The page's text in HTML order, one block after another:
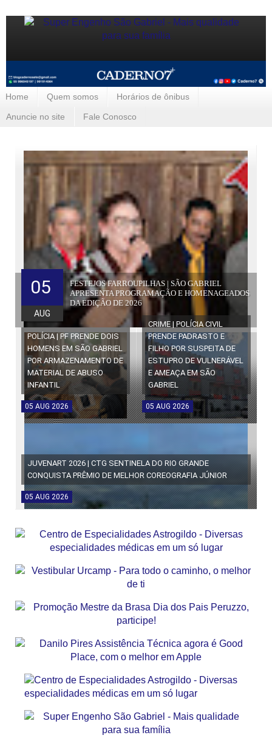
Home Quem somos Horários de ônibus
Anuncie no site Fale Conosco
FESTEJOS FARROUPILHAS | SÃO GABRIEL
APRESENTA PROGRAMAÇÃO E HOMENAGEADOS
DA EDIÇÃO DE 2026
05
AUG
POLÍCIA | PF PRENDE DOIS
HOMENS EM SÃO GABRIEL
POR ARMAZENAMENTO DE
MATERIAL DE ABUSO
INFANTIL
05 AUG 2026
CRIME | POLÍCIA CIVIL
PRENDE PADRASTO E
FILHO POR SUSPEITA DE
ESTUPRO DE VULNERÁVEL
E AMEAÇA EM SÃO
GABRIEL
05 AUG 2026
JUVENART 2026 | CTG SENTINELA DO RIO GRANDE
CONQUISTA PRÊMIO DE MELHOR COREOGRAFIA JÚNIOR
05 AUG 2026